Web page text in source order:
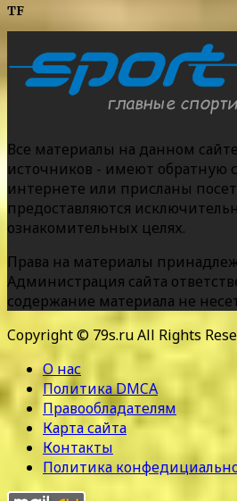
TF
Все материалы на данном
источников - имеют обратную
интернете или присланы
предоставляются
ознакомительных целях.
Права на материалы
Администрация сайта
содержание материала не
Copyright © 79s.ru All Rights
О нас
Политика DMCA
Правообладателям
Карта сайта
Контакты
Политика